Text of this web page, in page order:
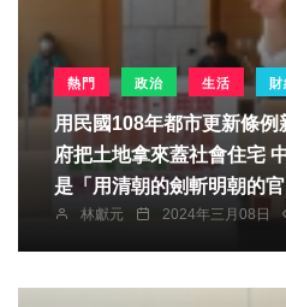
熱門 政治 生活
用民國108年都市更新條
府把土地拿來蓋社會住宅 中市議員李中說，根本就
是「用清朝的劍斬明朝的官
林獻元 2024年三月08日